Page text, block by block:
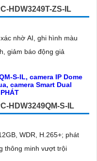
HDW3249T-ZS-IL
nhờ AI, ghi hình màu
giảm báo động giả
HDW3249QM-S-IL
WDR, H.265+; phát
thông minh vượt trội